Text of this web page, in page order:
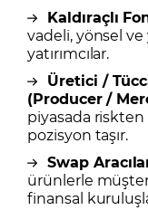
Kaldıraçlı
vadeli, yönsel
yatırımcılar.
Üretici /
(Producer /
piyasada
pozisyon taşır.
Swap
ürünlerle
finansal